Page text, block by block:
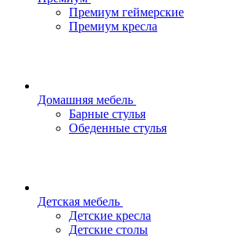
Премиум геймерские
Премиум кресла
Домашняя мебель
Барные стулья
Обеденные стулья
Детская мебель
Детские кресла
Детские столы